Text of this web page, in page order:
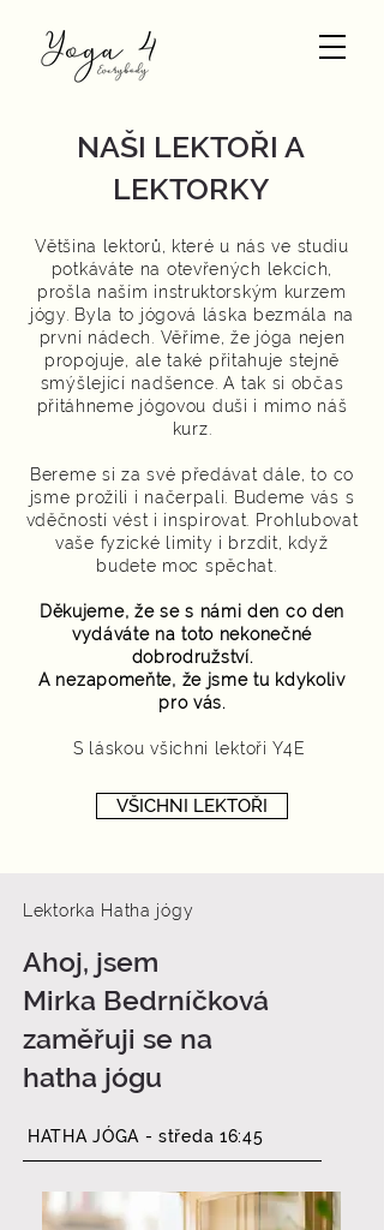
NAŠI LEKTOŘI A
LEKTORKY
Většina lektorů, které u nás ve studiu
potkáváte na otevřených lekcích,
prošla naším instruktorským kurzem
jógy. Byla to jógová láska bezmála na
první nádech. Věříme, že jóga nejen
propojuje, ale také přitahuje stejně
smýšlející nadšence. A tak si občas
přitáhneme jógovou duši i mimo náš
kurz.
Bereme si za své předávat dále, to co
jsme prožili i načerpali.
Budeme vás s
vděčností vést i inspirovat. Prohlubovat
vaše fyzické limity i brzdit, když
budete moc spěchat.
Děkujeme, že se s námi den co den
vydáváte na toto nekonečné
dobrodružství.
A nezapomeňte, že jsme tu kdykoliv
pro vás.
S láskou všichni lektoři Y4E
VŠICHNI LEKTOŘI
Lektorka Hatha jógy
Ahoj, jsem
Mirka Bedrníčková
zaměřuji se na
hatha jógu
HATHA JÓGA - středa 16:45